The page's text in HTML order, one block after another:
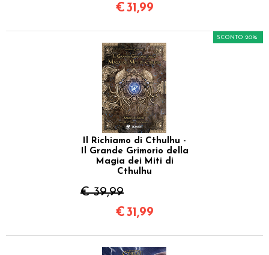
€31,99
Il Richiamo di Cthulhu -
Il Grande Grimorio della
Magia dei Miti di
Cthulhu
€ 39,99
SCONTO 20%
€31,99